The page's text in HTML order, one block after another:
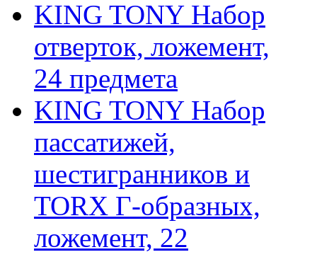
KING TONY Набор
отверток, ложемент,
24 предмета
KING TONY Набор
пассатижей,
шестигранников и
TORX Г-образных,
ложемент, 22